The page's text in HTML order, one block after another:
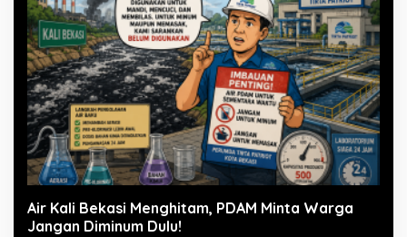
Air Kali Bekasi Menghitam, PDAM Minta Warga
Jangan Diminum Dulu!